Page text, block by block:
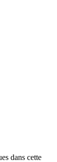
dans cette